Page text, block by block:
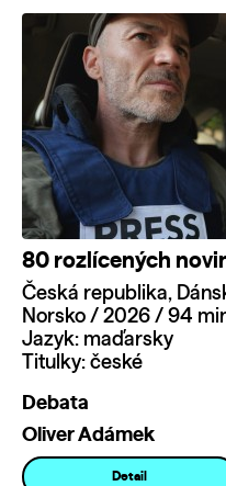
80 rozlícených
Česká republika,
Norsko / 2026 / 94
Jazyk: maďarsky
Titulky: české
Debata
Oliver Adámek
Detail